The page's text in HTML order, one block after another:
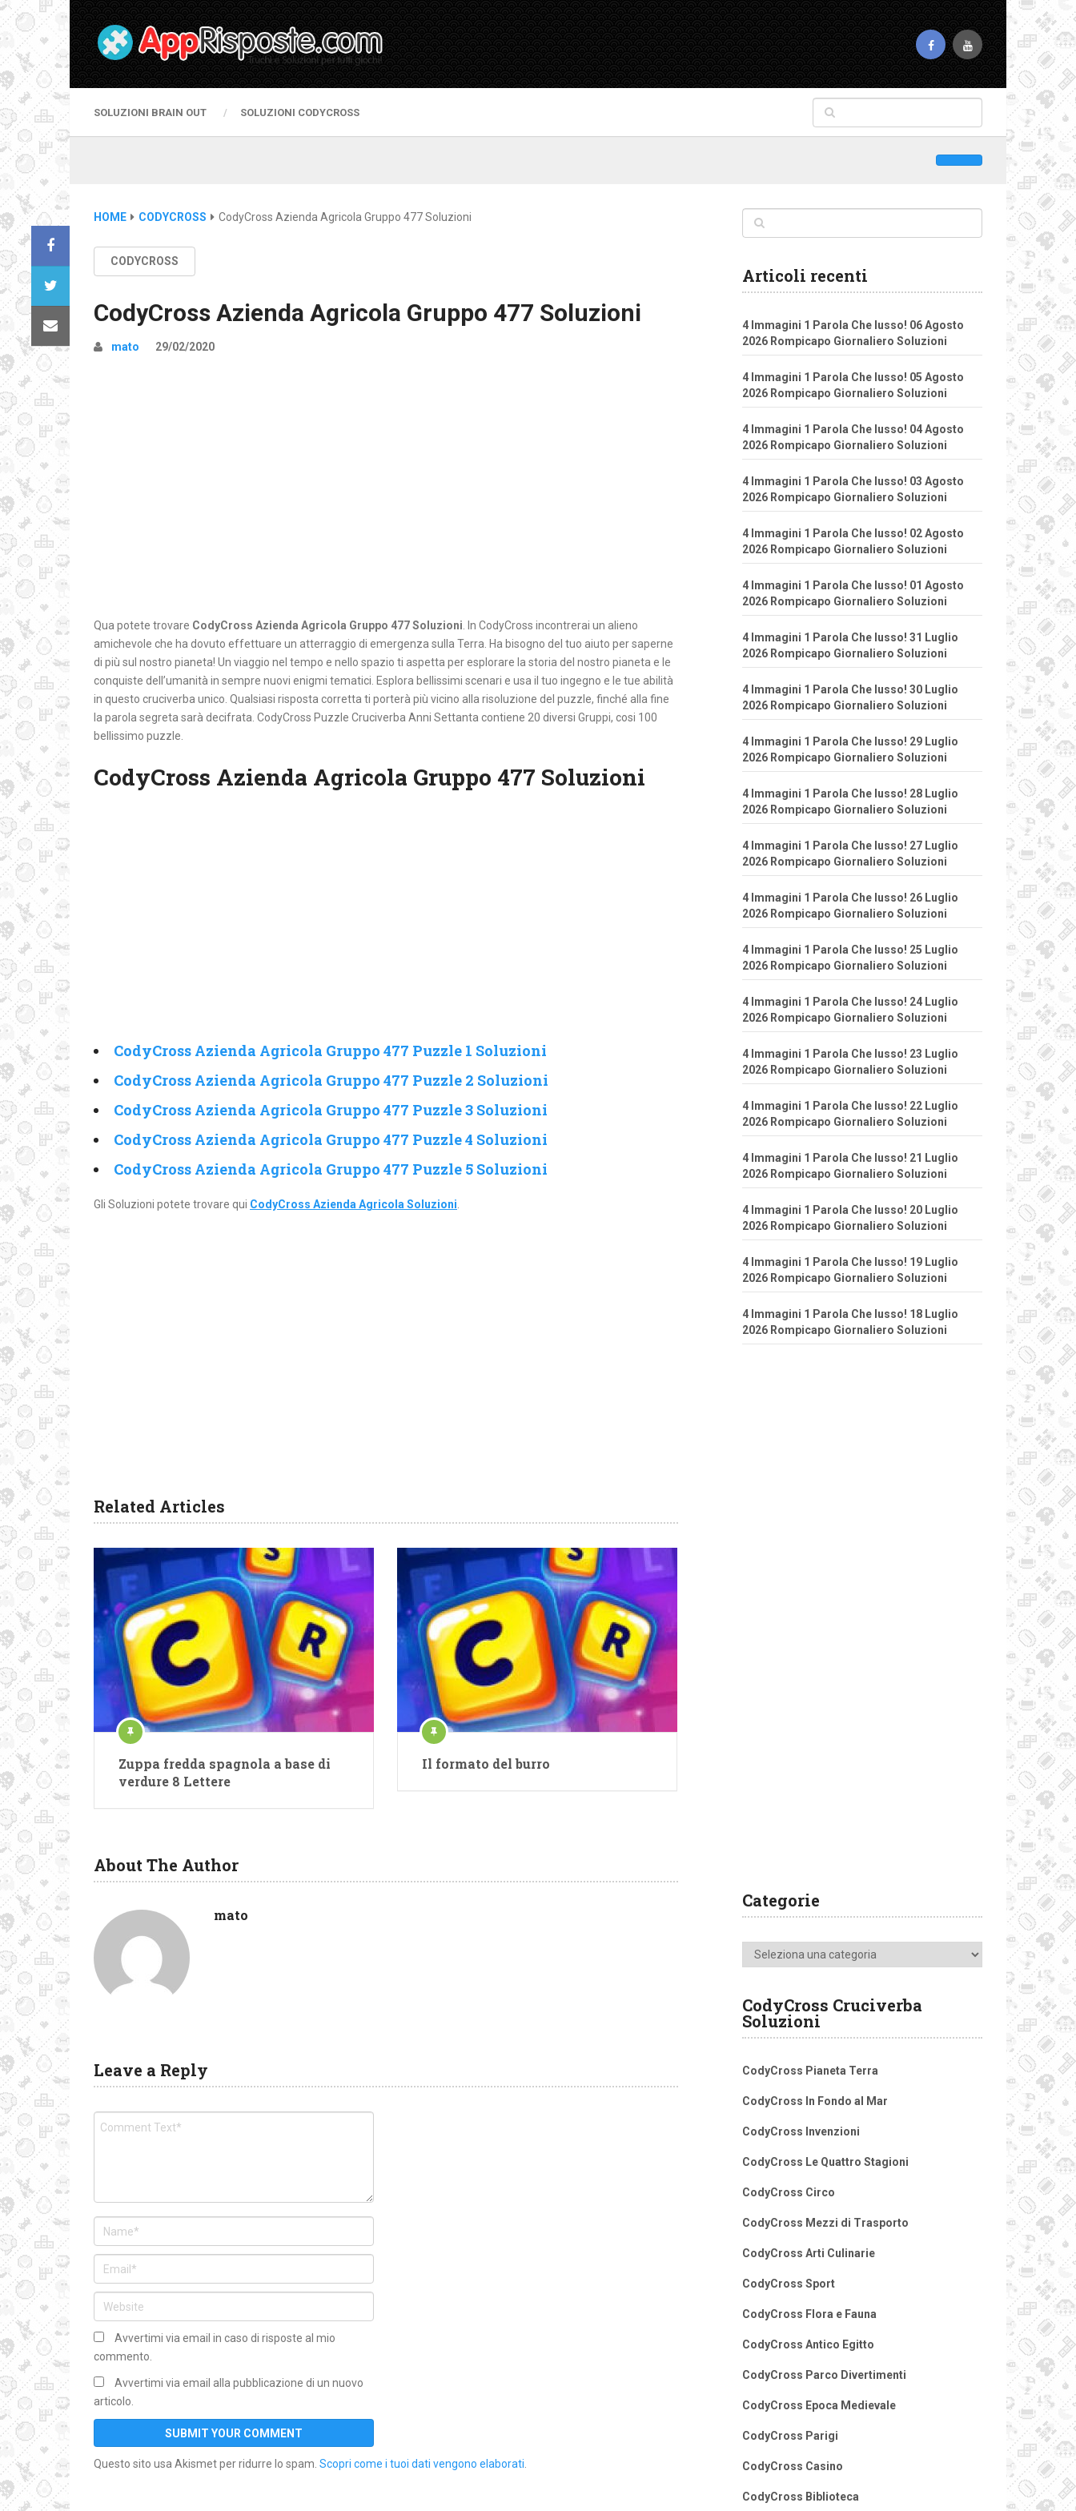
SOLUZIONI BRAIN OUT SOLUZIONI CODYCROSS
HOME CODYCROSS CodyCross Azienda Agricola Gruppo 477 Soluzioni
CODYCROSS
CodyCross Azienda Agricola Gruppo 477 Soluzioni
mato 29/02/2020
Qua potete trovare CodyCross Azienda Agricola Gruppo 477 Soluzioni . In CodyCross incontrerai un alieno
amichevole che ha dovuto effettuare un atterraggio di emergenza sulla Terra. Ha bisogno del tuo aiuto per saperne
di più sul nostro pianeta! Un viaggio nel tempo e nello spazio ti aspetta per esplorare la storia del nostro pianeta e le
conquiste dell’umanità in sempre nuovi enigmi tematici. Esplora bellissimi scenari e usa il tuo ingegno e le tue abilità
in questo cruciverba unico. Qualsiasi risposta corretta ti porterà più vicino alla risoluzione del puzzle, finché alla fine
la parola segreta sarà decifrata. CodyCross Puzzle Cruciverba Anni Settanta contiene 20 diversi Gruppi, cosi 100
bellissimo puzzle.
CodyCross Azienda Agricola Gruppo 477 Soluzioni
CodyCross Azienda Agricola Gruppo 477 Puzzle 1 Soluzioni
CodyCross Azienda Agricola Gruppo 477 Puzzle 2 Soluzioni
CodyCross Azienda Agricola Gruppo 477 Puzzle 3 Soluzioni
CodyCross Azienda Agricola Gruppo 477 Puzzle 4 Soluzioni
CodyCross Azienda Agricola Gruppo 477 Puzzle 5 Soluzioni
Gli Soluzioni potete trovare qui CodyCross Azienda Agricola Soluzioni
Related Articles
Zuppa fredda spagnola a base di
verdure 8 Lettere
Il formato del burro
About The Author
mato
Leave a Reply
Avvertimi via email in caso di risposte al mio
commento.
Avvertimi via email alla pubblicazione di un nuovo
articolo.
Questo sito usa Akismet per ridurre lo spam. Scopri come i tuoi dati vengono elaborati
Articoli recenti
4 Immagini 1 Parola Che lusso! 06 Agosto
2026 Rompicapo Giornaliero Soluzioni
4 Immagini 1 Parola Che lusso! 05 Agosto
2026 Rompicapo Giornaliero Soluzioni
4 Immagini 1 Parola Che lusso! 04 Agosto
2026 Rompicapo Giornaliero Soluzioni
4 Immagini 1 Parola Che lusso! 03 Agosto
2026 Rompicapo Giornaliero Soluzioni
4 Immagini 1 Parola Che lusso! 02 Agosto
2026 Rompicapo Giornaliero Soluzioni
4 Immagini 1 Parola Che lusso! 01 Agosto
2026 Rompicapo Giornaliero Soluzioni
4 Immagini 1 Parola Che lusso! 31 Luglio
2026 Rompicapo Giornaliero Soluzioni
4 Immagini 1 Parola Che lusso! 30 Luglio
2026 Rompicapo Giornaliero Soluzioni
4 Immagini 1 Parola Che lusso! 29 Luglio
2026 Rompicapo Giornaliero Soluzioni
4 Immagini 1 Parola Che lusso! 28 Luglio
2026 Rompicapo Giornaliero Soluzioni
4 Immagini 1 Parola Che lusso! 27 Luglio
2026 Rompicapo Giornaliero Soluzioni
4 Immagini 1 Parola Che lusso! 26 Luglio
2026 Rompicapo Giornaliero Soluzioni
4 Immagini 1 Parola Che lusso! 25 Luglio
2026 Rompicapo Giornaliero Soluzioni
4 Immagini 1 Parola Che lusso! 24 Luglio
2026 Rompicapo Giornaliero Soluzioni
4 Immagini 1 Parola Che lusso! 23 Luglio
2026 Rompicapo Giornaliero Soluzioni
4 Immagini 1 Parola Che lusso! 22 Luglio
2026 Rompicapo Giornaliero Soluzioni
4 Immagini 1 Parola Che lusso! 21 Luglio
2026 Rompicapo Giornaliero Soluzioni
4 Immagini 1 Parola Che lusso! 20 Luglio
2026 Rompicapo Giornaliero Soluzioni
4 Immagini 1 Parola Che lusso! 19 Luglio
2026 Rompicapo Giornaliero Soluzioni
4 Immagini 1 Parola Che lusso! 18 Luglio
2026 Rompicapo Giornaliero Soluzioni
Categorie
Categorie
CodyCross Cruciverba
Soluzioni
CodyCross Pianeta Terra
CodyCross In Fondo al Mar
CodyCross Invenzioni
CodyCross Le Quattro Stagioni
CodyCross Circo
CodyCross Mezzi di Trasporto
CodyCross Arti Culinarie
CodyCross Sport
CodyCross Flora e Fauna
CodyCross Antico Egitto
CodyCross Parco Divertimenti
CodyCross Epoca Medievale
CodyCross Parigi
CodyCross Casino
CodyCross Biblioteca